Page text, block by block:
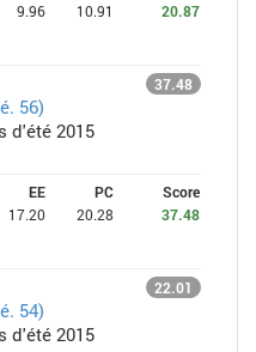
9.96 10.91 20.87
37.48
56)
d'été 2015
EE PC
Score
17.20 20.28 37.48
22.01
54)
d'été 2015